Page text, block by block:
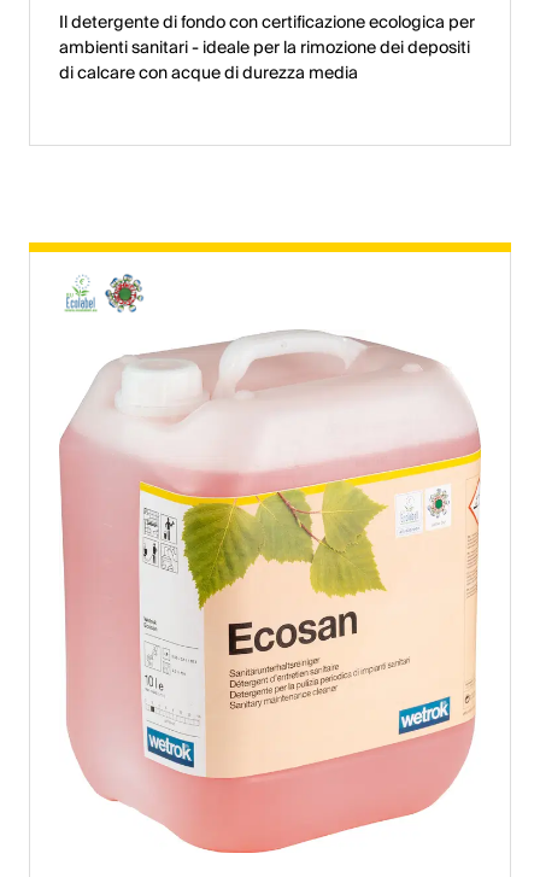
Il detergente di fondo con certificazione ecologica per
ambienti sanitari - ideale per la rimozione dei depositi
di calcare con acque di durezza media